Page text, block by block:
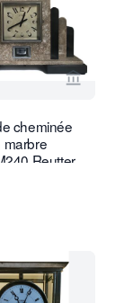
de Van BrugVoir la
cheminée
marbre
Reutter,